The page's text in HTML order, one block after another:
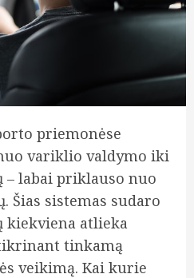
priemonėse
variklio valdymo iki
labai priklauso nuo
Šias sistemas sudaro
kiekviena atlieka
tinkamą
veikimą. Kai kurie